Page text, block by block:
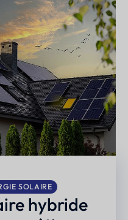
SOLAIRE
hybride